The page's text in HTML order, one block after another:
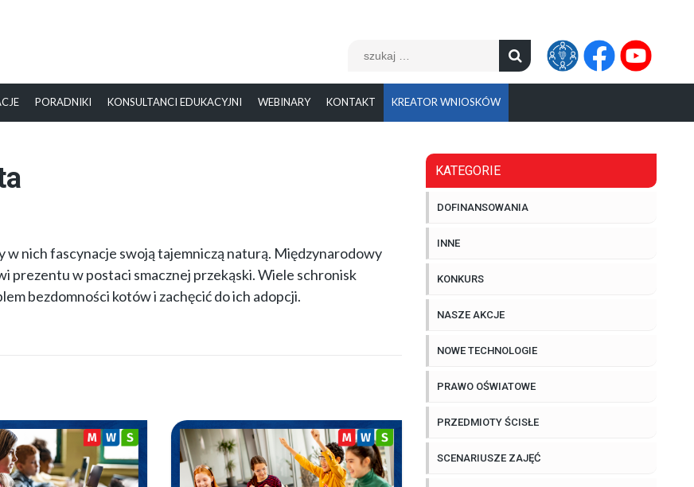
PORADNIKI KONSULTANCI EDUKACYJNI WEBINARY KONTAKT KREATOR WNIOSKÓW
Szukaj:
w nich fascynacje swoją tajemniczą naturą. Międzynarodowy
prezentu w postaci smacznej przekąski. Wiele schronisk
bezdomności kotów i zachęcić do ich adopcji.
KATEGORIE
DOFINANSOWANIA
INNE
KONKURS
NASZE AKCJE
NOWE TECHNOLOGIE
PRAWO OŚWIATOWE
PRZEDMIOTY ŚCISŁE
SCENARIUSZE ZAJĘĆ